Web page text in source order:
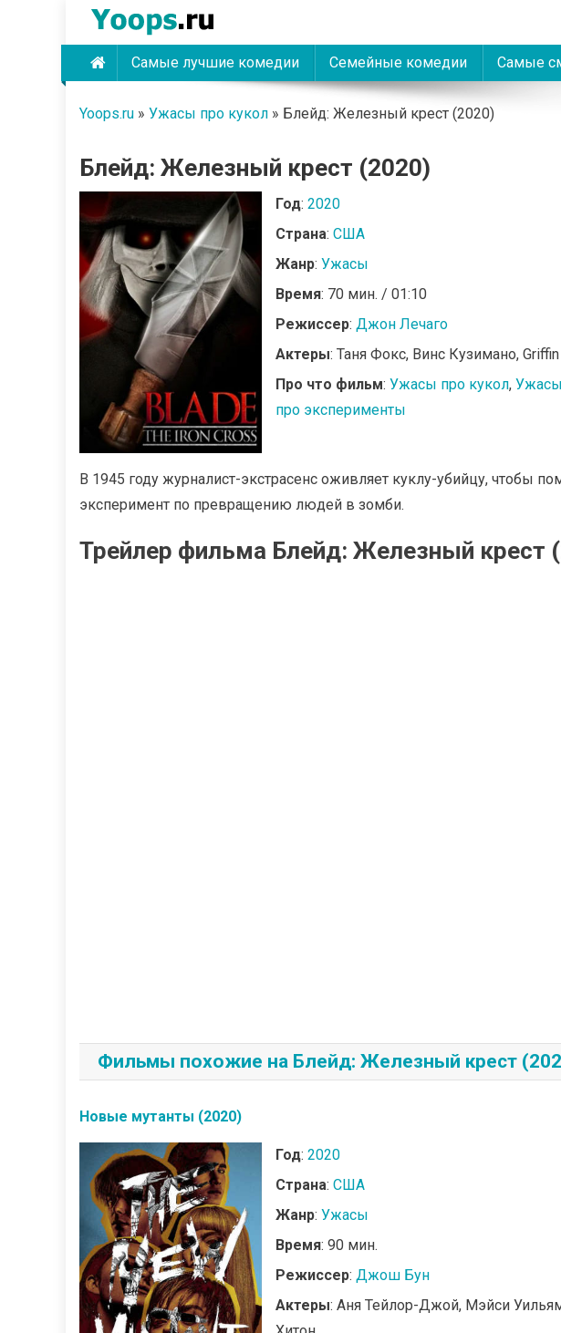
Skip
content
Yoops Самые лучшие комедии Семейные комедии Самые
Yoops.ru » Ужасы про кукол » Блейд: Железный крест (2020)
Блейд: Железный крест (2020)
Год: 2020
Страна: США
Жанр: Ужасы
Время: 70 мин. / 01:10
Режиссер: Джон Лечаго
Актеры: Таня Фокс, Винс Кузимано,
Про что фильм: Ужасы про кукол, Ужасы
про эксперименты
В 1945 году журналист-экстрасенс оживляет куклу-убийцу, чтобы
эксперимент по превращению людей в зомби.
Трейлер фильма Блейд: Железный крест
Фильмы похожие на Блейд: Железный крест
Новые мутанты (2020)
Год: 2020
Страна: США
Жанр: Ужасы
Время: 90 мин.
Режиссер: Джош Бун
Актеры: Аня Тейлор-Джой, Мэйси